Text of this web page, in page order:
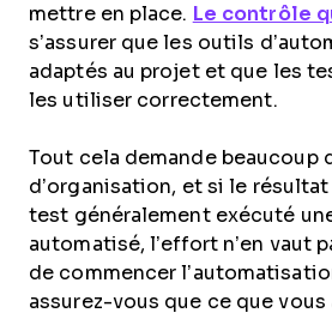
mettre en place. Le contrôle
s’assurer que les outils
adaptés au projet et que les
les utiliser correctement.
Tout cela demande beaucoup
d’organisation, et si le résultat
test généralement exécuté
automatisé, l’effort n’en vaut
de commencer
assurez-vous que ce que